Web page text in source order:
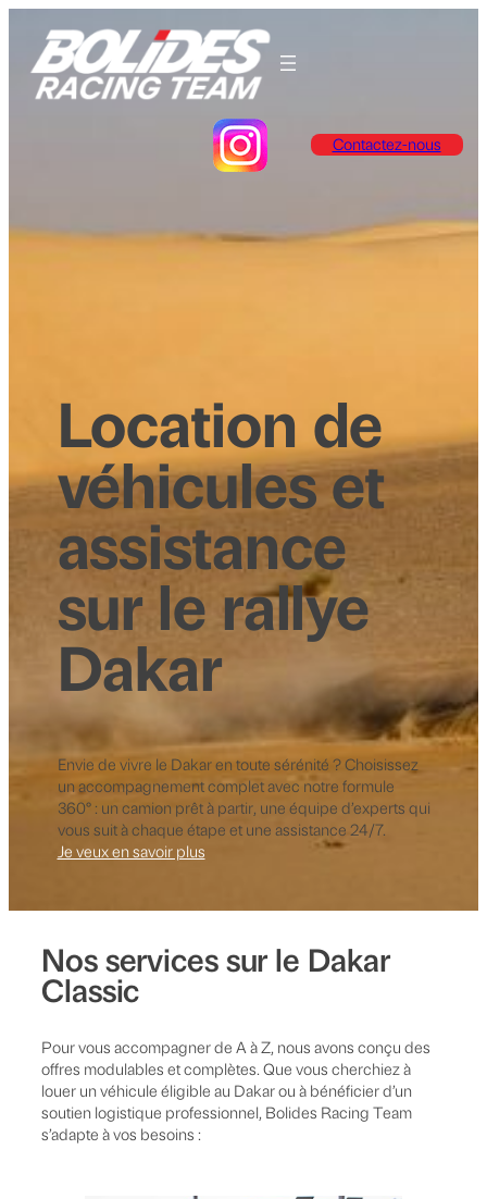
Contactez-nous
Location de
véhicules et
assistance
sur le rallye
Dakar
Envie de vivre le Dakar en toute sérénité ? Choisissez
un accompagnement complet avec notre formule
360° : un camion prêt à partir, une équipe d’experts qui
vous suit à chaque étape et une assistance 24/7.
Je veux en savoir plus
Nos services sur le Dakar
Classic
Pour vous accompagner de A à Z, nous avons conçu des
offres modulables et complètes. Que vous cherchiez à
louer un véhicule éligible au Dakar ou à bénéficier d’un
soutien logistique professionnel, Bolides Racing Team
s’adapte à vos besoins :